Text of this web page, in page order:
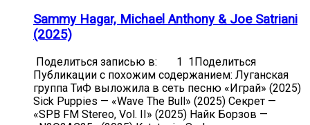
Sammy Hagar, Michael Anthony & Joe Satriani
(2025)
Поделиться записью в: 1 1Поделиться
Публикации с похожим содержанием: Луганская
группа ТиФ выложила в сеть песню «Играй» (2025)
Sick Puppies — «Wave The Bull» (2025) Секрет —
«SPB FM Stereo, Vol. II» (2025) Найк Борзов —